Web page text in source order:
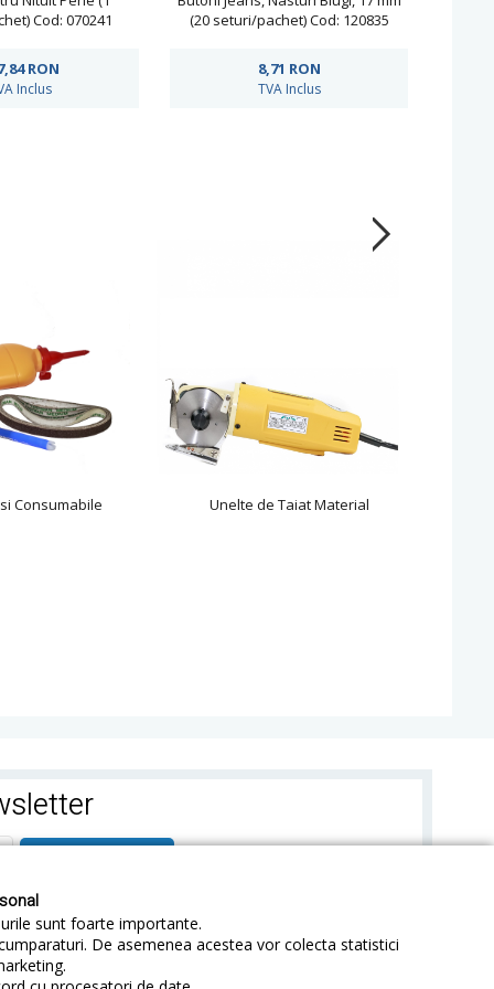
sunt foarte importante.
De asemenea acestea vor colecta statistici
Cod: 070241
RON
Inclus
(20 seturi/pachet) Cod: 120835
8,71 RON
TVA Inclus
Consumabile Unelte de Taiat Material